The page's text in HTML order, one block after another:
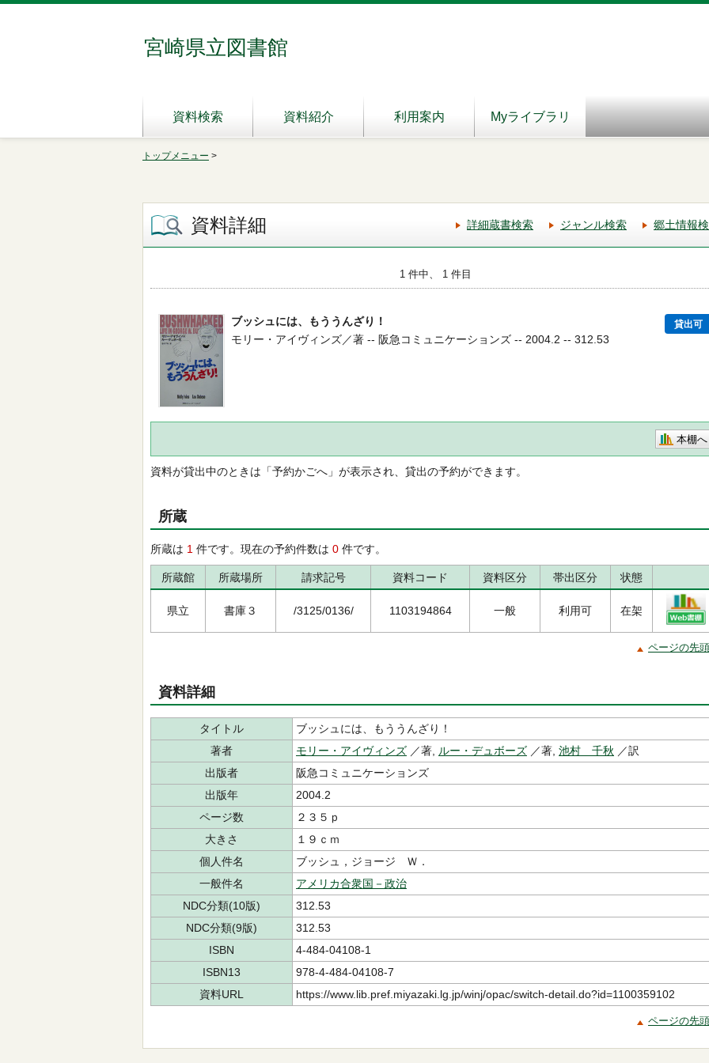
宮崎県立図書館
資料検索 資料紹介 利用案内 Myライブラリ
トップメニュー >
資料詳細 詳細蔵書検索 ジャンル検索 郷土情報
1 件中、 1 件目
ブッシュには、もううんざり！ 貸出可
モリー・アイヴィンズ／著 -- 阪急コミュニケーションズ -- 2004.2 -- 312.53
本棚へ
資料が貸出中のときは「予約かごへ」が表示され、貸出の予約ができます。
所蔵
所蔵は 1 件です。現在の予約件数は 0 件です。
所蔵館 所蔵場所 請求記号 資料コード 資料区分 帯出区分 状態
県立 書庫３ /3125/0136/ 1103194864 一般 利用可 在架
ページの先
資料詳細
タイトル
ブッシュには、もううんざり！
著者
モリー・アイヴィンズ ／著, ルー・デュボーズ ／著, 池村 千秋 ／訳
出版者
阪急コミュニケーションズ
出版年
2004.2
ページ数
２３５ｐ
大きさ
１９ｃｍ
個人件名
ブッシュ，ジョージ Ｗ．
一般件名
アメリカ合衆国－政治
NDC分類(10版)
312.53
NDC分類(9版)
312.53
ISBN
4-484-04108-1
ISBN13
978-4-484-04108-7
資料URL
https://www.lib.pref.miyazaki.lg.jp/winj/opac/switch-detail.do?id=1100359102
ページの先